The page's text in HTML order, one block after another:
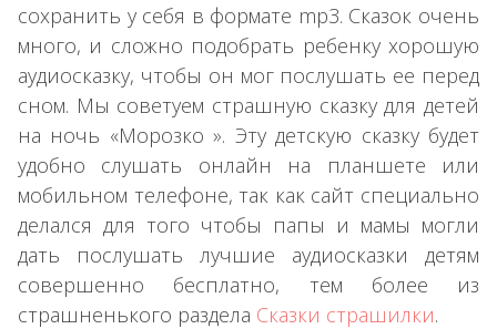
сохранить у себя в формате mp3. Сказок очень
много, и сложно подобрать ребенку хорошую
аудиосказку, чтобы он мог послушать ее перед
сном. Мы советуем страшную сказку для детей
на ночь «Морозко ». Эту детскую сказку будет
удобно слушать онлайн на планшете или
мобильном телефоне, так как сайт специально
делался для того чтобы папы и мамы могли
дать послушать лучшие аудиосказки детям
совершенно бесплатно, тем более из
страшненького раздела Сказки страшилки.